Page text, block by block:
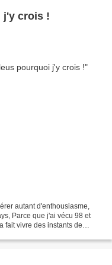
j'y crois !
autant d'enthousiasme,
Parce que j'ai vécu 98 et
fait vivre des instants de